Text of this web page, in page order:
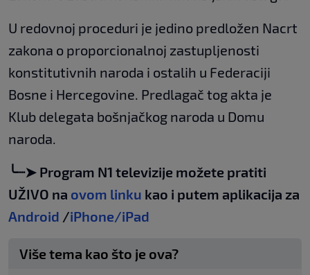
U redovnoj proceduri je jedino predložen Nacrt
zakona o proporcionalnoj zastupljenosti
konstitutivnih naroda i ostalih u Federaciji
Bosne i Hercegovine. Predlagač tog akta je
Klub delegata bošnjačkog naroda u Domu
naroda.
╰┈➤ Program N1 televizije možete pratiti
UŽIVO na ovom linku kao i putem aplikacija za
Android /iPhone/iPad
Više tema kao što je ova?